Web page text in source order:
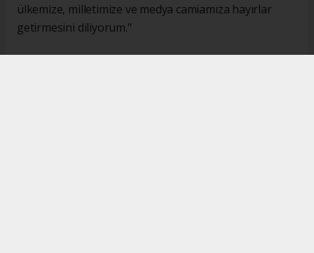
ülkemize, milletimize ve medya camiamıza hayırlar
getirmesini diliyorum."